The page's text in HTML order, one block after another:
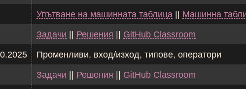
Упътване на машинната таблица || Машинна
Задачи || Решения || GitHub Classroom
Променливи, вход/изход, типове, оператори
Задачи || Решения || GitHub Classroom